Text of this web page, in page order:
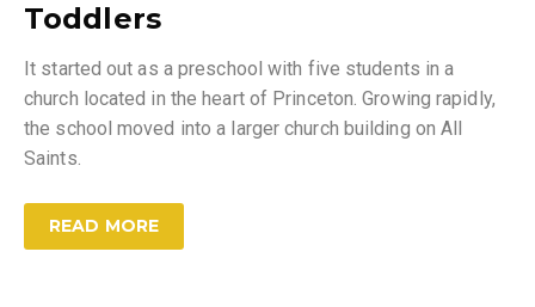
Toddlers
It started out as a preschool with five students in a
church located in the heart of Princeton. Growing rapidly,
the school moved into a larger church building on All
Saints.
READ MORE